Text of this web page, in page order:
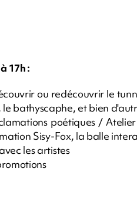
17h :
ou redécouvrir le
bathyscaphe, et bien
poétiques /
Sisy-Fox, la balle
les artistes